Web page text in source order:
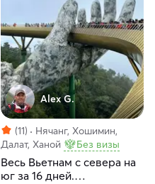
Alex G.
(11)
Нячанг, Хошимин,
Далат, Ханой
Без визы
Весь Вьетнам с севера на
юг за 16 дней.